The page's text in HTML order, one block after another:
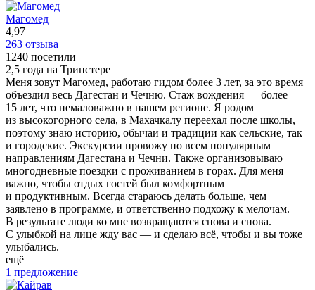
Магомед
4,97
263 отзыва
1240 посетили
2,5 года на Трипстере
Меня зовут Магомед, работаю гидом более 3 лет, за это время
объездил весь Дагестан и Чечню. Стаж вождения — более
15 лет, что немаловажно в нашем регионе. Я родом
из высокогорного села, в Махачкалу переехал после школы,
поэтому знаю историю, обычаи и традиции как сельские, так
и городские. Экскурсии провожу по всем популярным
направлениям Дагестана и Чечни. Также организовываю
многодневные поездки с проживанием в горах. Для меня
важно, чтобы отдых гостей был комфортным
и продуктивным. Всегда стараюсь делать больше, чем
заявлено в программе, и ответственно подхожу к мелочам.
В результате люди ко мне возвращаются снова и снова.
С улыбкой на лице жду вас — и сделаю всё, чтобы и вы тоже
улыбались.
ещё
1 предложение